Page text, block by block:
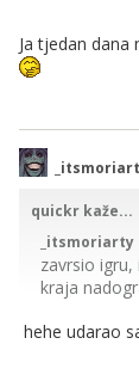
Ja tjedan dana
quickr kaže...
_itsmoriarty
zavrsio
kraja
hehe udarao